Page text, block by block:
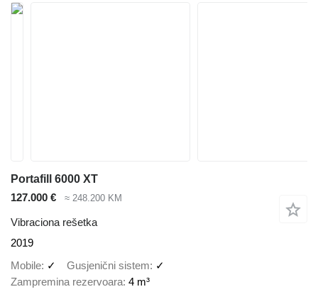
Portafill 6000 XT
127.000 €
≈ 248.200 KM
Vibraciona rešetka
2019
Mobile ✓ Gusjenični sistem
✓
Zampremina rezervoara 4 m³